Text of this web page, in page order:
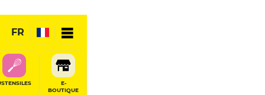
FR
E-
BOUTIQUE